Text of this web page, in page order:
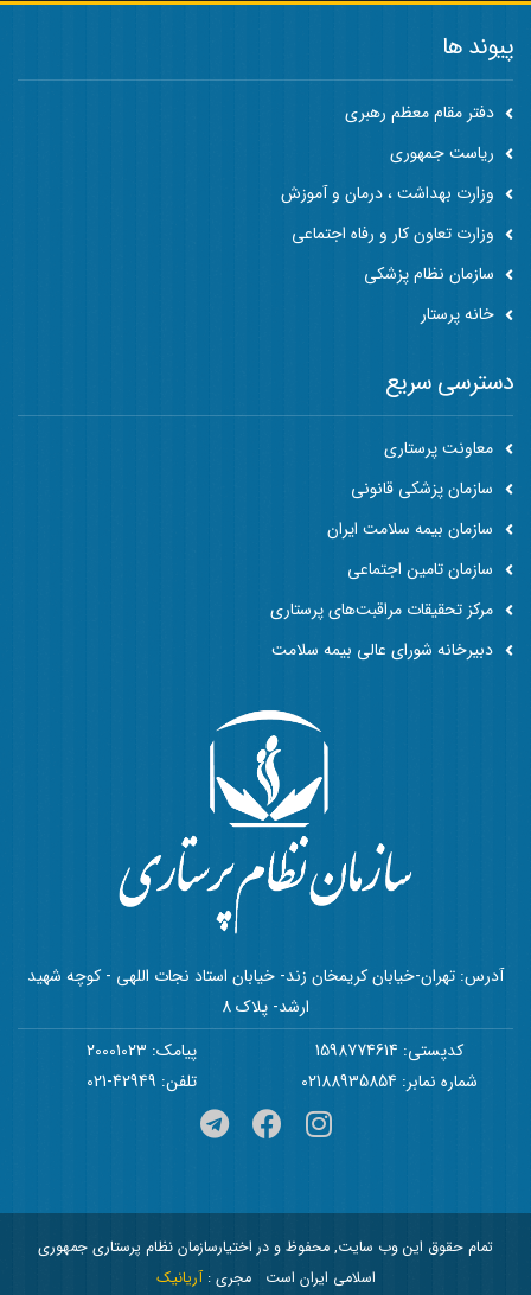
پیوند ها
دفتر مقام معظم رهبری
ریاست جمهوری
وزارت بهداشت ، درمان و آموزش
وزارت تعاون کار و رفاه اجتماعی
سازمان نظام پزشکی
خانه پرستار
آدرس: تهران-خیابان کریمخان زند- خیابان استاد نجات اللهی - کوچه شهید
ارشد- پلاک 8
کدپستی: 1598774614
پیامک: 20001023
شماره نمابر: 02188935854
تلفن: 42949-021
دسترسی سریع
معاونت پرستاری
سازمان پزشکی قانونی
سازمان بیمه سلامت ایران
سازمان تامین اجتماعی
مرکز تحقیقات مراقبت‌های پرستاری
دبیرخانه شورای عالی بیمه سلامت
تمام حقوق این وب سایت, محفوظ و در اختیارسازمان نظام پرستاری جمهوری
اسلامی ایران است
مجری :آریانیک